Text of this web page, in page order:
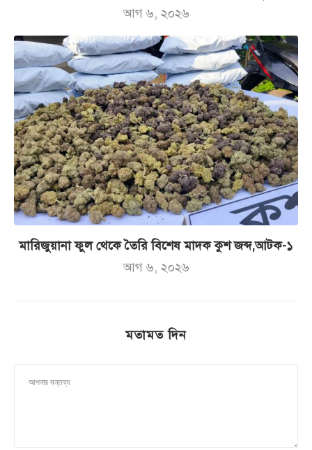
আগ ৬, ২০২৬
মারিজুয়ানা ফুল থেকে তৈরি বিশেষ মাদক কুশ জব্দ,আটক-১
আগ ৬, ২০২৬
মতামত দিন